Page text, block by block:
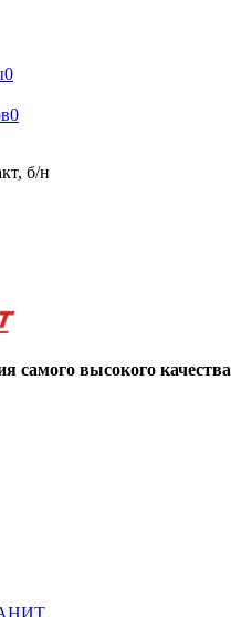
0
0
б/н
самого высокого качества